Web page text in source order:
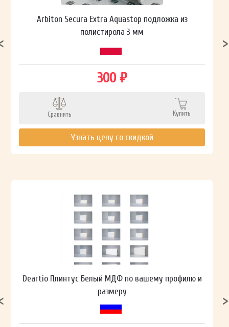
Arbiton Secura Extra Aquastop подложка из
полистирола 3 мм
300 ₽
Сравнить Купить
Узнать цену со скидкой
Deartio Плинтус Белый МДФ по вашему профилю и
размеру